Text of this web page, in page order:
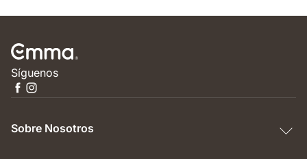
Síguenos
Sobre Nosotros